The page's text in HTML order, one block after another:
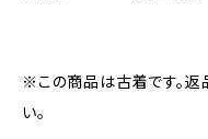
※この商品は古着です。返
い。